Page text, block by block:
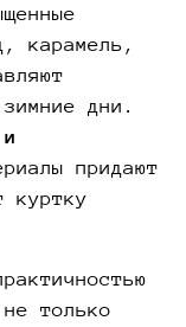
карамель,
дни.
придают
куртку
только